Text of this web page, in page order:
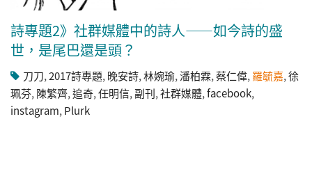
詩專題2》社群媒體中的詩人——如今詩的盛
世，是尾巴還是頭？
刀刀,2017詩專題,晚安詩,林婉瑜,潘柏霖,蔡仁偉,羅毓嘉,徐
珮芬,陳繁齊,追奇,任明信,副刊,社群媒體,facebook,
instagram,Plurk